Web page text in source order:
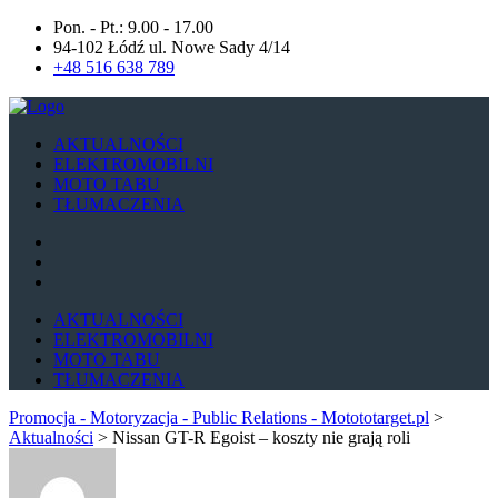
Pon. - Pt.: 9.00 - 17.00
94-102 Łódź ul. Nowe Sady 4/14
+48 516 638 789
AKTUALNOŚCI
ELEKTROMOBILNI
MOTO TABU
TŁUMACZENIA
AKTUALNOŚCI
ELEKTROMOBILNI
MOTO TABU
TŁUMACZENIA
Promocja - Motoryzacja - Public Relations - Motototarget.pl >
Aktualności > Nissan GT-R Egoist – koszty nie grają roli